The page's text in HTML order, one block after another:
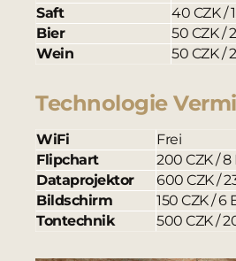
Saft
40 CZK /
Bier
50 CZK /
Wein
50 CZK /
Technologie
WiFi
Frei
Flipchart
200 CZK / 8
Dataprojektor
600 CZK /
Bildschirm
150 CZK / 6
Tontechnik
500 CZK /